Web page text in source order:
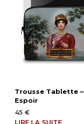
Trousse Tablette –
Espoir
45 €
LIRE LA SUITE